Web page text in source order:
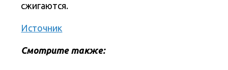
сжигаются.
Источник
Смотрите также: